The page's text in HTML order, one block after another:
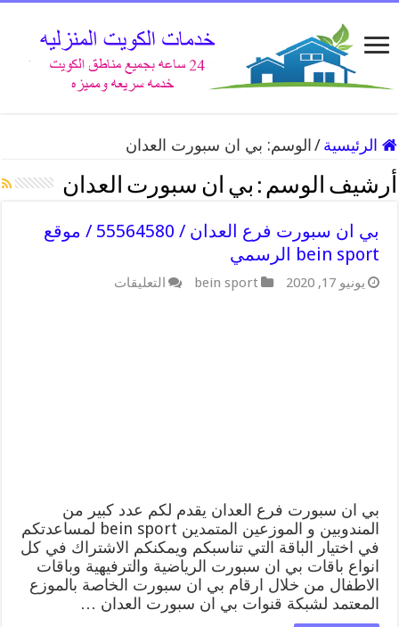
الرئيسية / الوسم: بي ان سبورت العدان
أرشيف الوسم : بي ان سبورت العدان
بي ان سبورت فرع العدان / 55564580 / موقع
bein sport الرسمي
يونيو 17, 2020 bein sport التعليقات
بي ان سبورت فرع العدان يقدم لكم عدد كبير من
المندوبين و الموزعين المتمدين bein sport لمساعدتكم
في اختيار الباقة التي تناسبكم ويمكنكم الاشتراك في كل
انواع باقات بي ان سبورت الرياضية والترفيهية وباقات
الاطفال من خلال ارقام بي ان سبورت الخاصة بالموزع
المعتمد لشبكة قنوات بي ان سبورت العدان …